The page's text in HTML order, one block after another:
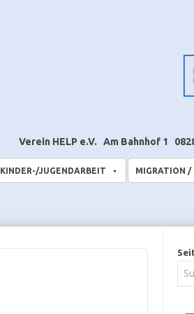
Verein HELP e.V. Am Bahnhof 1
KINDER-/JUGENDARBEIT MIGRATION /